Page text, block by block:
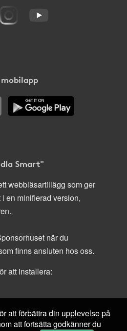
Smart"
webbläsartillägg som ger
en minifierad version,
när du
finns ansluten hos oss.
att installera:
att förbättra din upplevelse på
att fortsätta godkänner du